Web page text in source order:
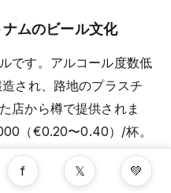
ムのビール文化
です。アルコール度数低
され、路地のプラスチ
店から樽で提供されま
（€0.20〜0.40）/杯。
f 𝕏 💚